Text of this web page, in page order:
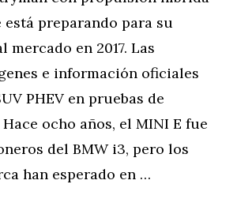
está preparando para su
mercado en 2017. Las
e información oficiales
PHEV en pruebas de
ocho años, el MINI E fue
del BMW i3, pero los
han esperado en …